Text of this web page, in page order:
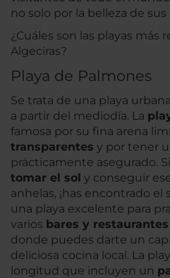
no solo por la belleza de sus
¿Cuáles son las playas más
Algeciras?
Playa de Palmones
Se trata de una playa
a partir del mediodía. La
famosa por su fina arena
transparentes y por tener
prácticamente asegurado.
tomar el sol y conseguir
anhelas, ¡has encontrado el
una playa excelente para
varios bares y restaurantes
donde puedes darte un
deliciosa cocina local. La
longitud que incluyen un